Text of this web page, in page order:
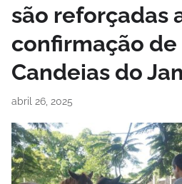
são reforçadas
confirmação
Candeias do
abril 26, 2025